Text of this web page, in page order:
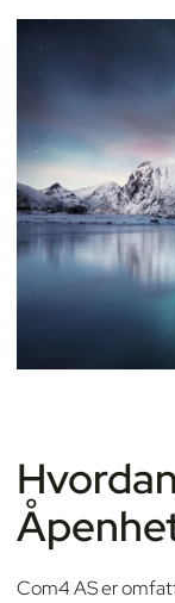
Com4 AS er